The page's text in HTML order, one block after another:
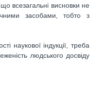
всезагальні висновки не
засобами, тобто з
наукової індукції, треба
людського досвіду